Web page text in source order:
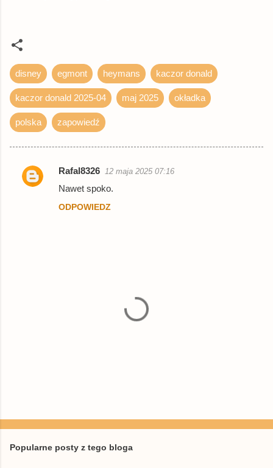
disney egmont heymans kaczor donald
kaczor donald 2025-04 maj 2025 okładka
polska zapowiedź
K
Rafal8326 12 maja 2025 07:16
Nawet spoko.
ODPOWIEDZ
e
Popularne posty z tego bloga